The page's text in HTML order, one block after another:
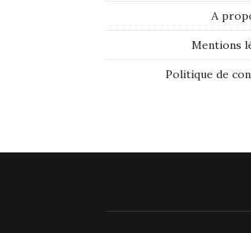
A
Mentions
Politique de